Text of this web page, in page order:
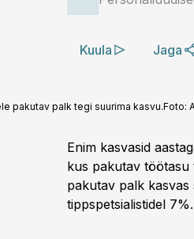
Kuula Jaga
pakutav palk tegi suurima kasvu.Foto:
Enim kasvasid
kus pakutav töötasu
pakutav palk kasvas
tippspetsialistidel 7%.